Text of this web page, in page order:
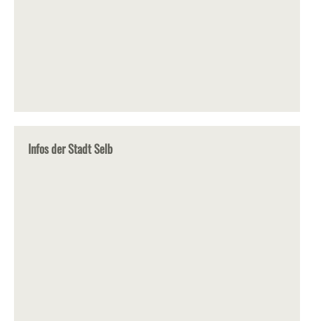
Infos der Stadt Selb